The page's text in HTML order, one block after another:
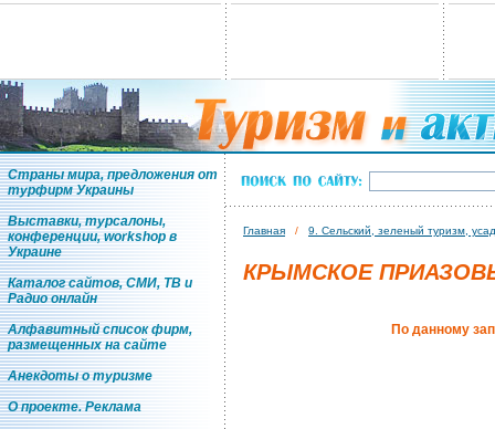
Страны мира, предложения от
турфирм Украины
Выставки, турсалоны,
конференции, workshop в
Украине
Каталог сайтов, СМИ, ТВ и
Радио онлайн
Алфавитный список фирм,
размещенных на сайте
Анекдоты о туризме
О проекте. Реклама
Главная / 9. Сельский, зеленый туризм,
КРЫМСКОЕ
По данному